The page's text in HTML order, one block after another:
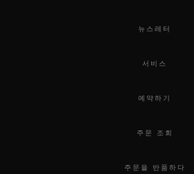
뉴스레터
서비스
예약하기
주문 조회
주문을 반품하다